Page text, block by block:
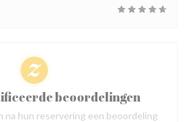
beoordelingen
na hun reservering een beoordeling